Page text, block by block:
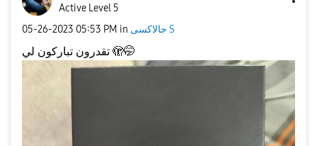
Active Level 5
‎05-26-2023 05:53 PM in جالاكسى S
تقدرون تباركون لي 🫣🤭